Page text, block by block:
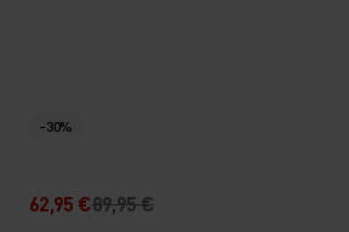
-30%
62,95 €89,95 €